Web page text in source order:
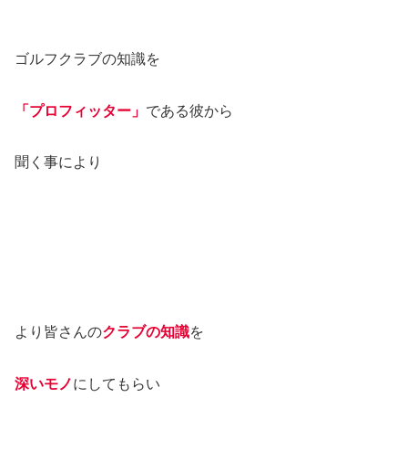
ゴルフクラブの知識を
「プロフィッター」 である彼から
聞く事により
より皆さんのクラブの知識を
深いモノにしてもらい